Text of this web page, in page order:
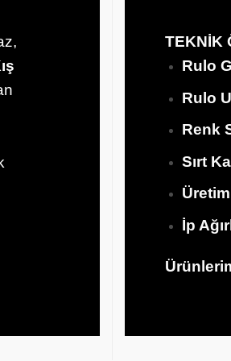
TEKNİK
Rulo
Rulo
Renk
Sırt
İp